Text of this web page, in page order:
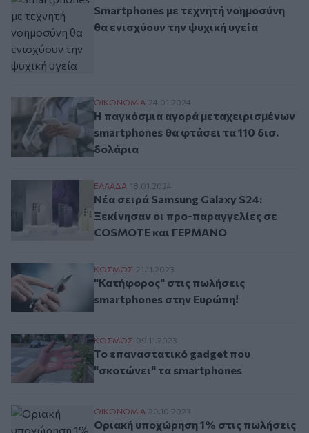
Smartphones με τεχνητή νοημοσύνη
θα ενισχύουν την ψυχική υγεία
Η παγκόσμια αγορά μεταχειρισμένων
ΟΙΚΟΝΟΜΙΑ 24.01.2024
Η παγκόσμια αγορά μεταχειρισμένων
smartphones θα φτάσει τα 110 δισ.
δολάρια
Νέα σειρά Samsung Galaxy S24:
ΕΛΛAΔΑ 18.01.2024
Νέα σειρά Samsung Galaxy S24:
Ξεκίνησαν οι προ-παραγγελίες σε
COSMOTE και ΓΕΡΜΑΝΟ
"Κατήφορος" στις πωλήσεις smartphones
ΚΟΣΜΟΣ 21.11.2023
"Κατήφορος" στις πωλήσεις
smartphones στην Ευρώπη!
Το επαναστατικό gadget που "σκοτώνει"
ΚΟΣΜΟΣ 09.11.2023
Το επαναστατικό gadget που
"σκοτώνει" τα smartphones
Οριακή υποχώρηση 1% στις πωλήσεις
ΟΙΚΟΝΟΜΙΑ 20.10.2023
Οριακή υποχώρηση 1% στις πωλήσεις